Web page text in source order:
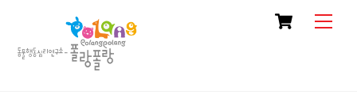
content
Cart